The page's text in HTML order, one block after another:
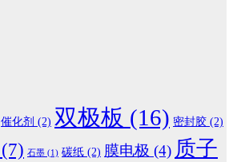
催化剂 (2) 双极板 (16) 密封胶 (2)
(7) 石墨 (1) 碳纸 (2) 膜电极 (4) 质子